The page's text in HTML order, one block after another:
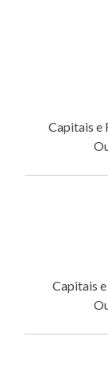
Capitais e
Capitais